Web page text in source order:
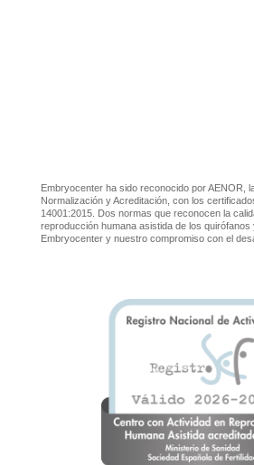
Embryocenter ha sido reconocido por AENOR,
Normalización y Acreditación, con los
14001:2015. Dos normas que reconocen la
reproducción humana asistida de los quirófanos
Embryocenter y nuestro compromiso con el